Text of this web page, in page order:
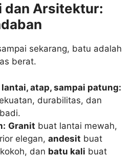
dan Arsitektur:
sekarang, batu adalah
berat.
atap, sampai patung:
durabilitas, dan
Granit buat lantai mewah,
elegan,andesit buat
dan batu kali buat